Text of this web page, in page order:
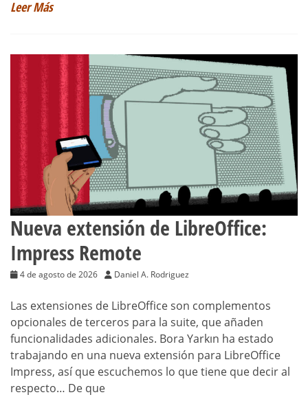
Leer Más
Nueva extensión de LibreOffice:
Impress Remote
4 de agosto de 2026 Daniel A. Rodriguez
Las extensiones de LibreOffice son complementos
opcionales de terceros para la suite, que añaden
funcionalidades adicionales. Bora Yarkın ha estado
trabajando en una nueva extensión para LibreOffice
Impress, así que escuchemos lo que tiene que decir al
respecto… De que